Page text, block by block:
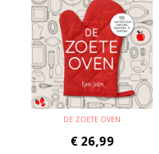
DE ZOETE OVEN
€ 26,99